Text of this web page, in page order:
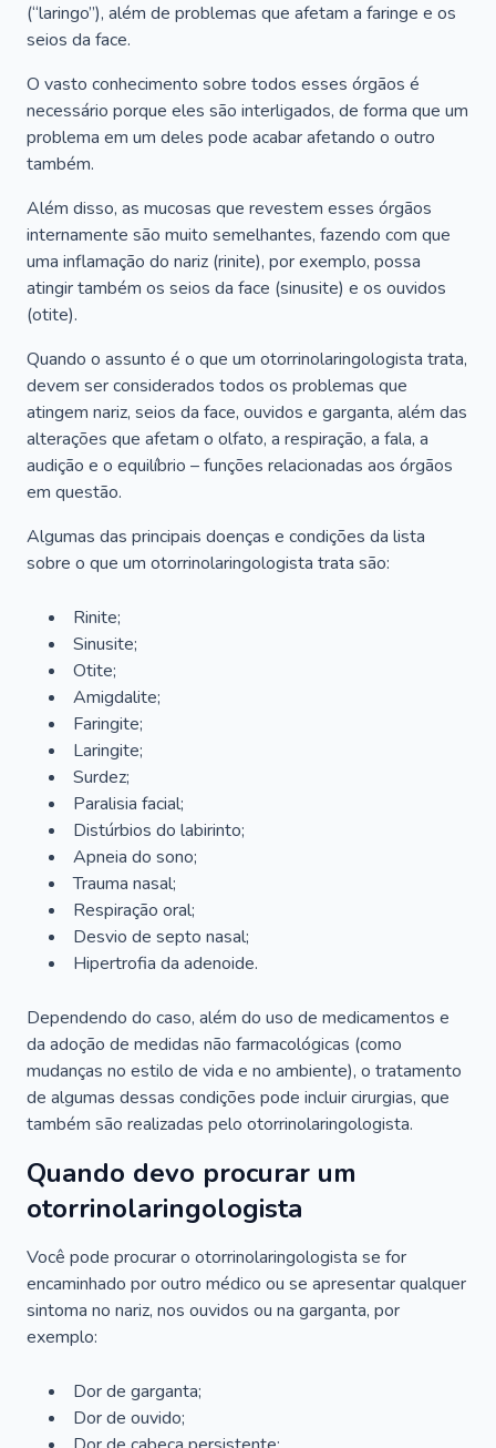
(“laringo”), além de problemas que afetam a faringe e os
seios da face.
O vasto conhecimento sobre todos esses órgãos é
necessário porque eles são interligados, de forma que um
problema em um deles pode acabar afetando o outro
também.
Além disso, as mucosas que revestem esses órgãos
internamente são muito semelhantes, fazendo com que
uma inflamação do nariz (rinite), por exemplo, possa
atingir também os seios da face (sinusite) e os ouvidos
(otite).
Quando o assunto é o que um otorrinolaringologista trata,
devem ser considerados todos os problemas que
atingem nariz, seios da face, ouvidos e garganta, além das
alterações que afetam o olfato, a respiração, a fala, a
audição e o equilíbrio – funções relacionadas aos órgãos
em questão.
Algumas das principais doenças e condições da lista
sobre o que um otorrinolaringologista trata são:
Rinite;
Sinusite;
Otite;
Amigdalite;
Faringite;
Laringite;
Surdez;
Paralisia facial;
Distúrbios do labirinto;
Apneia do sono;
Trauma nasal;
Respiração oral;
Desvio de septo nasal;
Hipertrofia da adenoide.
Dependendo do caso, além do uso de medicamentos e
da adoção de medidas não farmacológicas (como
mudanças no estilo de vida e no ambiente), o tratamento
de algumas dessas condições pode incluir cirurgias, que
também são realizadas pelo otorrinolaringologista.
Quando devo procurar um
otorrinolaringologista
Você pode procurar o otorrinolaringologista se for
encaminhado por outro médico ou se apresentar qualquer
sintoma no nariz, nos ouvidos ou na garganta, por
exemplo:
Dor de garganta;
Dor de ouvido;